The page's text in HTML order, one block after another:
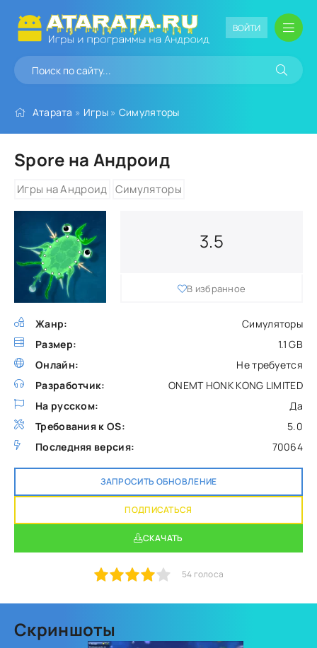
ВОЙТИ
Атарата » Игры» Симуляторы
Spore на Андроид
Игры на Андроид Симуляторы
Жанр:
Симуляторы
Размер:
1.1 GB
Онлайн:
Не требуется
Разработчик:
ONEMT HONK KONG LIMITED
На русском:
Да
Требования к OS:
5.0
Последняя версия:
70064
3.5
В избранное
СКАЧАТЬ
ЗАПРОСИТЬ ОБНОВЛЕНИЕ
ПОДПИСАТЬСЯ
54 голоса
Скриншоты